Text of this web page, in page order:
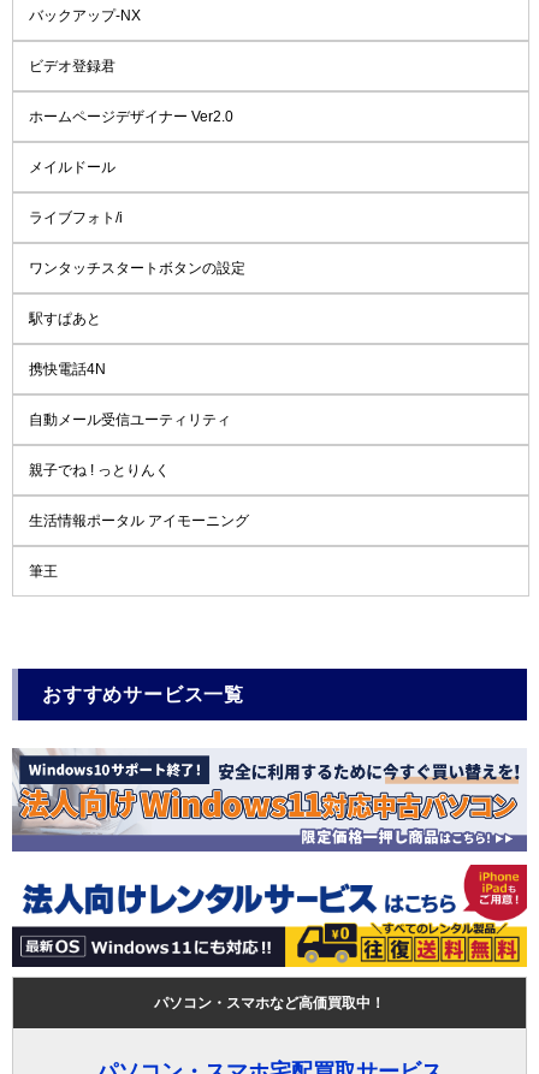
バックアップ-NX
ビデオ登録君
ホームページデザイナー Ver2.0
メイルドール
ライブフォト/i
ワンタッチスタートボタンの設定
駅すぱあと
携快電話4N
自動メール受信ユーティリティ
親子でね ! っとりんく
生活情報ポータル アイモーニング
筆王
おすすめサービス一覧
パソコン・スマホなど高価買取中！